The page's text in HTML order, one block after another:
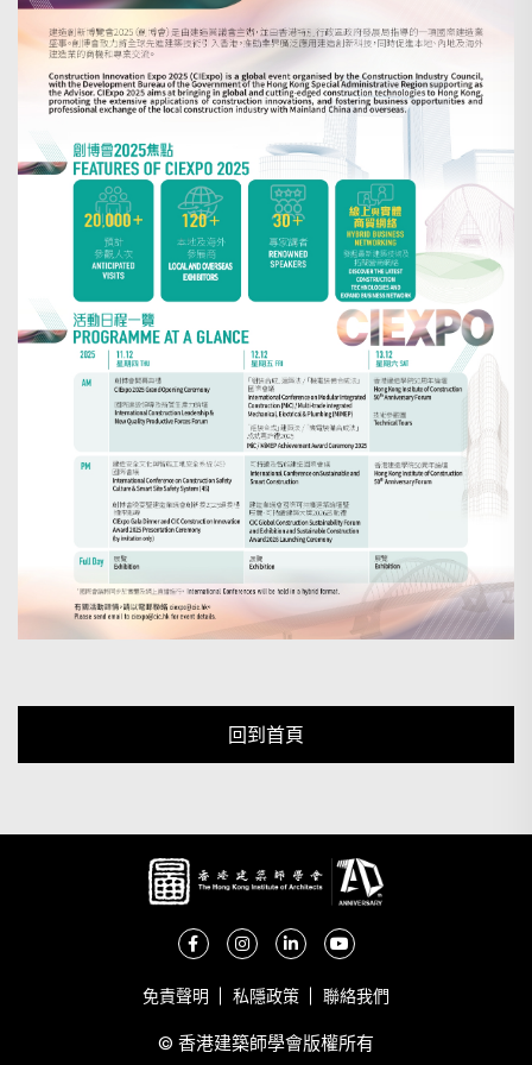
回到首頁
免責聲明 私隱政策 聯絡我們
© 香港建築師學會版權所有